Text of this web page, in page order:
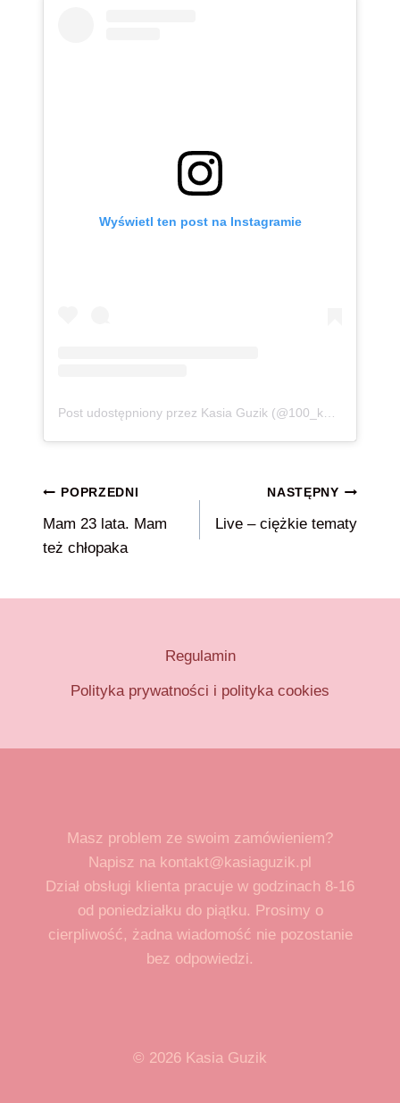
Wyświetl ten post na Instagramie
Nawigacja
wpisu
POPRZEDNI
Mam 23 lata. Mam
też chłopaka
NASTĘPNY
Live – ciężkie tematy
Regulamin
Polityka prywatności i polityka cookies
Masz problem ze swoim zamówieniem?
Napisz na kontakt@kasiaguzik.pl
Dział obsługi klienta pracuje w godzinach 8-16
od poniedziałku do piątku. Prosimy o
cierpliwość, żadna wiadomość nie pozostanie
bez odpowiedzi.
© 2026 Kasia Guzik